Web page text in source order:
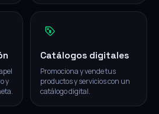
y
Catálogos digitales
Promociona y vende tus
productos y servicios con un
catálogo digital.